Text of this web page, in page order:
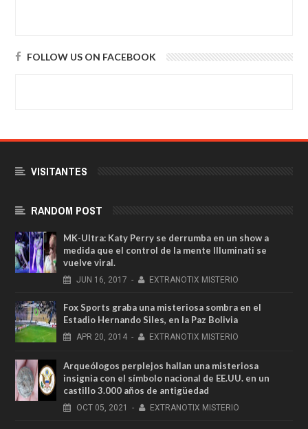
FOLLOW US ON FACEBOOK
VISITANTES
RANDOM POST
MK-Ultra: Katy Perry se derrumba en un show a
medida que el control de la mente Illuminati se
vuelve viral.
JUN 16, 2017 - EXTRANOTIX MISTERIO
Fox Sports graba una misteriosa sombra en el
Estadio Hernando Siles, en la Paz Bolivia
APR 20, 2014 - EXTRANOTIX MISTERIO
Arqueólogos perplejos hallan una misteriosa
insignia con el símbolo nacional de EE.UU. en un
castillo 3.000 años de antigüedad
OCT 05, 2021 - EXTRANOTIX MISTERIO